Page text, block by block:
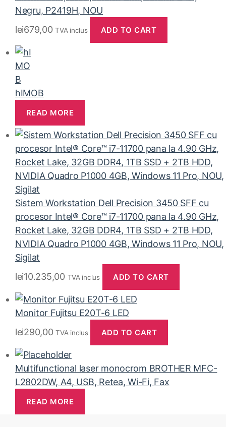
Negru, P2419H, NOU
lei679,00 TVA inclus ADD TO CART
hIMOB
READ MORE
Sistem Workstation Dell Precision 3450 SFF cu
procesor Intel® Core™ i7-11700 pana la 4.90 GHz,
Rocket Lake, 32GB DDR4, 1TB SSD + 2TB HDD,
NVIDIA Quadro P1000 4GB, Windows 11 Pro, NOU,
Sigilat
lei10.235,00 TVA inclus ADD TO CART
Monitor Fujitsu E20T-6 LED
lei290,00 TVA inclus ADD TO CART
Multifunctional laser monocrom BROTHER MFC-
L2802DW, A4, USB, Retea, Wi-Fi, Fax
READ MORE